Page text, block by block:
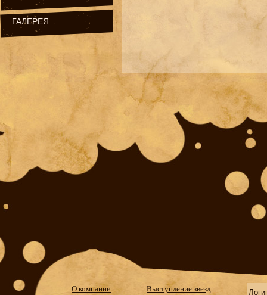
ГАЛЕРЕЯ
О компании
Выступление звезд